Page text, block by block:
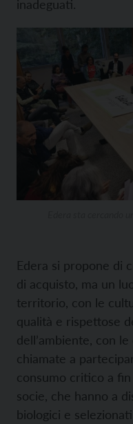
inadeguati.
Edera si propone di
di acquisto, ma un
territorio, con le
qualità e rispettose
dell’ambiente, con
chiamate a
consumo critico a
socie, che hanno a
biologici e